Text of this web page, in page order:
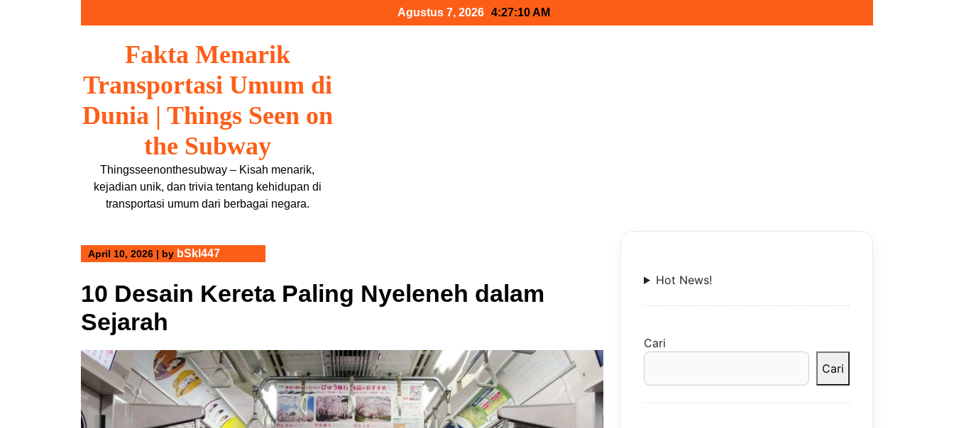
Agustus 7, 2026 4:27:11 AM
Fakta Menarik
Transportasi Umum di
Dunia | Things Seen on
the Subway
Thingsseenonthesubway – Kisah menarik,
kejadian unik, dan trivia tentang kehidupan di
transportasi umum dari berbagai negara.
April 10, 2026 | by bSkl447
10 Desain Kereta Paling Nyeleneh dalam
Sejarah
Hot News!
Cari
Cari